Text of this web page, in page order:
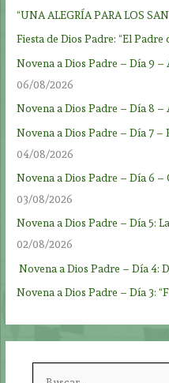
“UNA ALEGRÍA PARA LOS
Fiesta de Dios Padre: “El Padre
Novena a Dios Padre – Día 9
06/08/2026
Novena a Dios Padre – Día 8 –
Novena a Dios Padre – Día 7
04/08/2026
Novena a Dios Padre – Día 6 –
03/08/2026
Novena a Dios Padre – Día 5:
02/08/2026
Novena a Dios Padre – Día 4:
Novena a Dios Padre – Día 3: